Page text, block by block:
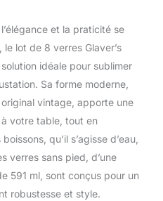
et la praticité se
lot de 8 verres Glaver’s
idéale pour sublimer
Sa forme moderne,
vintage, apporte une
votre table, tout en
qu’il s’agisse d’eau,
verres sans pied, d’une
591 ml, sont conçus pour un
robustesse et style.